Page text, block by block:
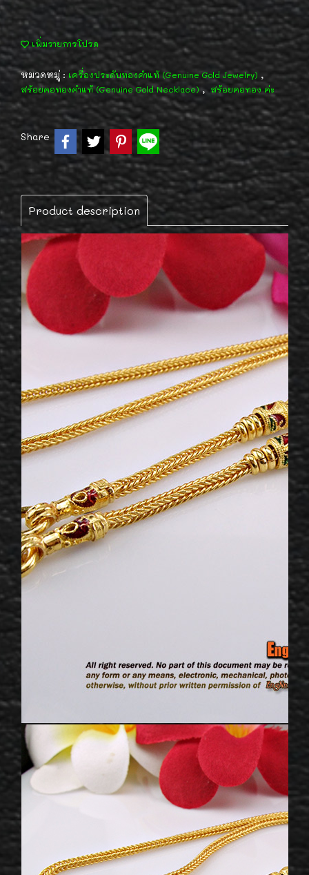
เพิ่มรายการโปรด
หมวดหมู่ : เครื่องประดับทองคำแท้ (Genuine Gold Jewelry) ,
สร้อยคอทองคำแท้ (Genuine Gold Necklace), สร้อยคอทอง ค่ะ
Share
Product description